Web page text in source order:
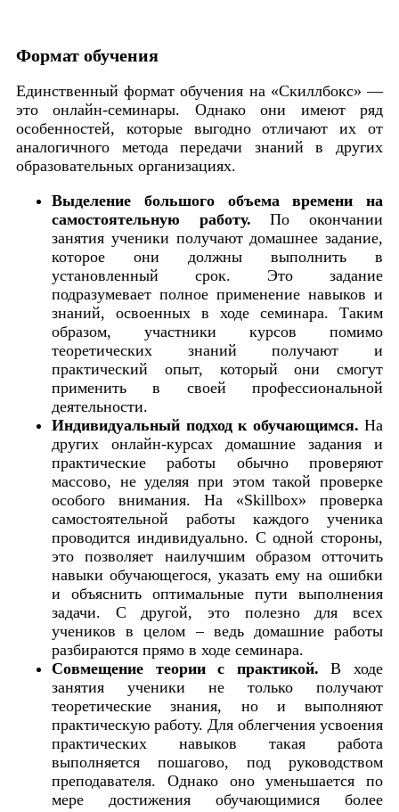
Формат обучения
Единственный формат обучения на «Скиллбокс» —
это онлайн-семинары. Однако они имеют ряд
особенностей, которые выгодно отличают их от
аналогичного метода передачи знаний в других
образовательных организациях.
Выделение большого объема времени на
самостоятельную работу. По окончании
занятия ученики получают домашнее задание,
которое они должны выполнить в
установленный срок. Это задание
подразумевает полное применение навыков и
знаний, освоенных в ходе семинара. Таким
образом, участники курсов помимо
теоретических знаний получают и
практический опыт, который они смогут
применить в своей профессиональной
деятельности.
Индивидуальный подход к обучающимся. На
других онлайн-курсах домашние задания и
практические работы обычно проверяют
массово, не уделяя при этом такой проверке
особого внимания. На «Skillbox» проверка
самостоятельной работы каждого ученика
проводится индивидуально. С одной стороны,
это позволяет наилучшим образом отточить
навыки обучающегося, указать ему на ошибки
и объяснить оптимальные пути выполнения
задачи. С другой, это полезно для всех
учеников в целом – ведь домашние работы
разбираются прямо в ходе семинара.
Совмещение теории с практикой. В ходе
занятия ученики не только получают
теоретические знания, но и выполняют
практическую работу. Для облегчения усвоения
практических навыков такая работа
выполняется пошагово, под руководством
преподавателя. Однако оно уменьшается по
мере достижения обучающимися более